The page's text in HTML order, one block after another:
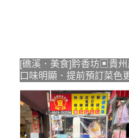
[礁溪．美食]黔香坊▣貴
口味明顯．提前預訂菜色